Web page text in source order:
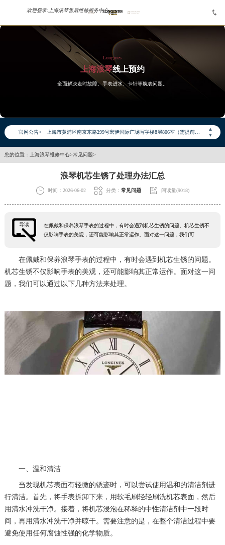
欢迎登录: 上海浪琴售后维修服务中心 
Longines
上海浪琴线上预约
全面解决走时故障、手表进水、卡针等腕表问题。
官网公告>
▲
▼
2026年6月浪琴上海市售后服务网络优化升级公告
2026年6月上海市浪琴官方售后客户服务热线：400-995-7728
上海市徐汇区虹桥路3号港汇中心写字楼2座37层3705室（需提前预约）
上海市黄浦区南京东路299号宏伊国际广场写字楼8层806室（需提前预约）
上海市黄浦区南京东路299号宏伊国际广场写字楼8层806室浪琴售后服务中心（需提前预约）
节假日正常营业！
您的位置： 上海浪琴维修中心>常见问题>
浪琴机芯生锈了处理办法汇总
 时间：2026-06-02  分类： 常见问题  阅读量(9018)
导读
在佩戴和保养浪琴手表的过程中，有时会遇到机芯生锈的问题。机芯生锈不
仅影响手表的美观，还可能影响其正常运作。面对这一问题，我们可
在佩戴和保养浪琴手表的过程中，有时会遇到机芯生锈的问题。
机芯生锈不仅影响手表的美观，还可能影响其正常运作。面对这一问
题，我们可以通过以下几种方法来处理。
一、温和清洁
当发现机芯表面有轻微的锈迹时，可以尝试使用温和的清洁剂进
行清洁。首先，将手表拆卸下来，用软毛刷轻轻刷洗机芯表面，然后
用清水冲洗干净。接着，将机芯浸泡在稀释的中性清洁剂中一段时
间，再用清水冲洗干净并晾干。需要注意的是，在整个清洁过程中要
避免使用任何腐蚀性强的化学物质。